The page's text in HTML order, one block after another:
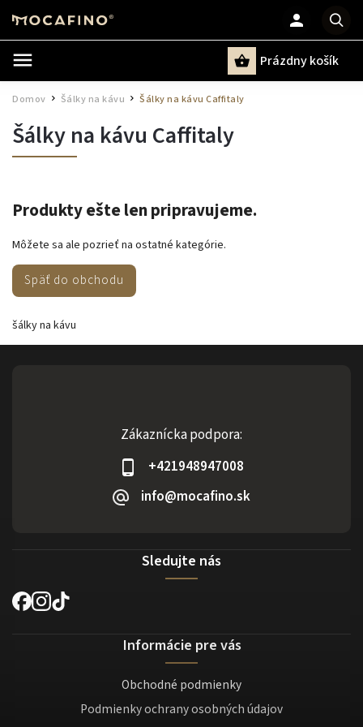
Prázdny košík
Domov Šálky na kávu / Šálky na kávu Caffitaly
Šálky na kávu Caffitaly
Produkty ešte len pripravujeme.
Môžete sa ale pozrieť na ostatné kategórie.
Späť do obchodu
šálky na kávu
Zákaznícka podpora:
+421948947008
info@mocafino.sk
Sledujte nás
Informácie pre vás
Obchodné podmienky
Podmienky ochrany osobných údajov